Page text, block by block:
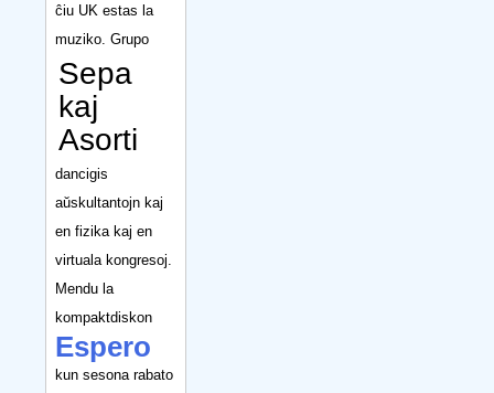
ĉiu UK estas la
muziko. Grupo
Sepa
kaj
Asorti
dancigis
aŭskultantojn kaj
en fizika kaj en
virtuala kongresoj.
Mendu la
kompaktdiskon
Espero
kun sesona rabato